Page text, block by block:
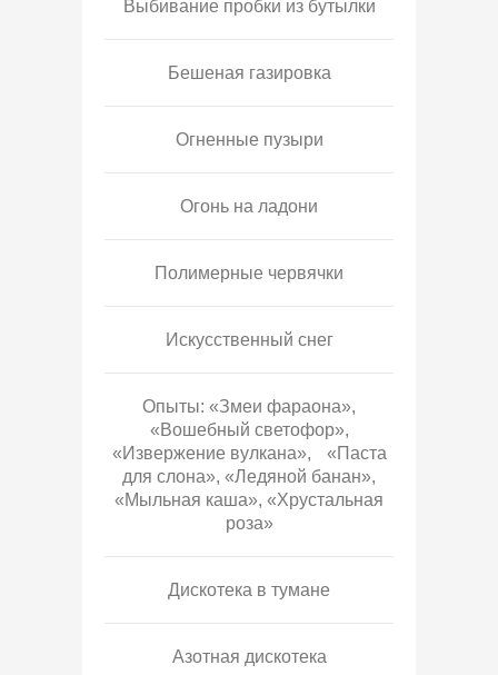
Выбивание пробки из бутылки
Бешеная газировка
Огненные пузыри
Огонь на ладони
Полимерные червячки
Искусственный снег
Опыты: «Змеи фараона»,
«Вошебный светофор»,
«Извержение вулкана», «Паста
для слона», «Ледяной банан»,
«Мыльная каша», «Хрустальная
роза»
Дискотека в тумане
Азотная дискотека